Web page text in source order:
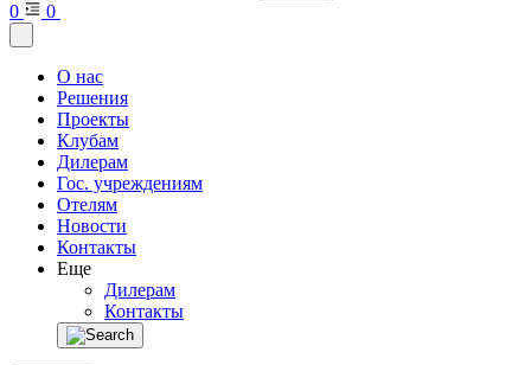
0 0
О нас
Решения
Проекты
Клубам
Дилерам
Гос. учреждениям
Отелям
Новости
Контакты
Еще
Дилерам
Контакты